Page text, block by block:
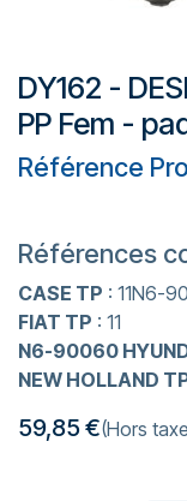
DY162 -
PP Fem -
Référence
Références
CASE TP : 11N6-
FIAT TP : 11
N6-90060
NEW HOLLAND
59,85€(Hors